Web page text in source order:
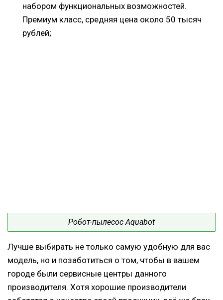
набором функциональных возможностей.
Премиум класс, средняя цена около 50 тысяч
рублей;
Робот-пылесос Aquabot
Лучше выбирать не только самую удобную для вас
модель, но и позаботиться о том, чтобы в вашем
городе были сервисные центры данного
производителя. Хотя хорошие производители